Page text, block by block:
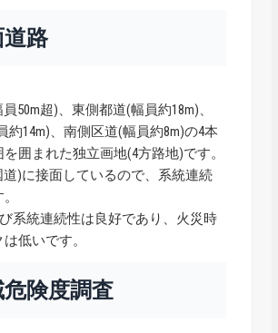
路
50m超)、東側都道(幅員約18m)、
約14m)、南側区道(幅員約8m)の4本
囲まれた独立画地(4方路地)です。
)に接面しているので、系統連続
系統連続性は良好であり、火災時
低いです。
険度調査